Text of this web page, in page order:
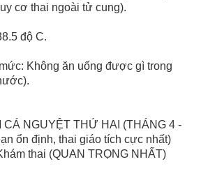
cơ thai ngoài tử cung).
độ C.
Không ăn uống được gì trong
CÁ NGUYỆT THỨ HAI (THÁNG 4 -
ổn định, thai giáo tích cực nhất)
thai (QUAN TRỌNG NHẤT)